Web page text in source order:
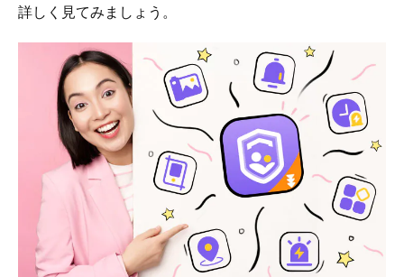
詳しく見てみましょう。